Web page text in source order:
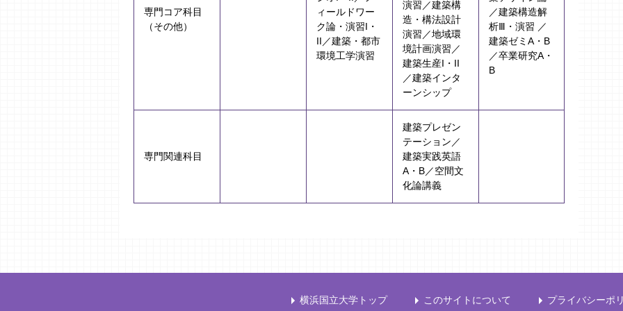
専門コア科目
（その他）
ィールドワー
ク論・演習I・
II／建築・都市
環境工学演習
演習／建築構
造・構法設計
演習／地域環
境計画演習／
建築生産I・II
／建築インタ
ーンシップ
／建築構造解
析Ⅲ・演習 ／
建築ゼミA・B
／卒業研究A・
B
専門関連科目
建築プレゼン
テーション／
建築実践英語
A・B／空間文
化論講義
横浜国立大学トップ このサイトについて プライバシーポ